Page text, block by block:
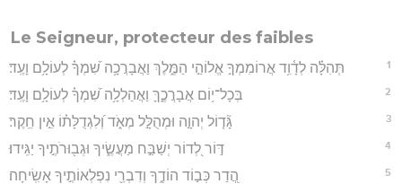
Le Seigneur, protecteur des faibles
1 תְּהִלָּ֗ה לְדָ֫וִ֥ד אֲרוֹמִמְךָ֣ אֱלוֹהַ֣י הַמֶּ֑לֶךְ וַאֲבָרֲכָ֥ה שִׁ֝מְךָ֗ לְעוֹלָ֥ם וָעֶֽד׃
2 בְּכָל־י֥וֹם אֲבָרֲכֶ֑ךָּ וַאֲהַלְלָ֥ה שִׁ֝מְךָ֗ לְעוֹלָ֥ם וָעֶֽד׃
3 גָּ֘ד֤וֹל יְהוָ֣ה וּמְהֻלָּ֣ל מְאֹ֑ד וְ֝לִגְדֻלָּת֗וֹ אֵ֣ין חֵֽקֶר׃
4 דּ֣וֹר לְ֭דוֹר יְשַׁבַּ֣ח מַעֲשֶׂ֑יךָ וּגְב֖וּרֹתֶ֣יךָ יַגִּֽידוּ׃
5 הֲ֭דַר כְּב֣וֹד הוֹדֶ֑ךָ וְדִבְרֵ֖י נִפְלְאוֹתֶ֣יךָ אָשִֽׂיחָה׃